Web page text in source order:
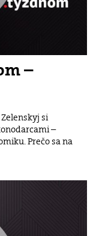
–
si
–
Prečo sa na